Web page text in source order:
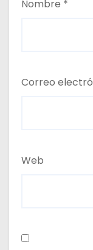
Nombre *
Correo
Web